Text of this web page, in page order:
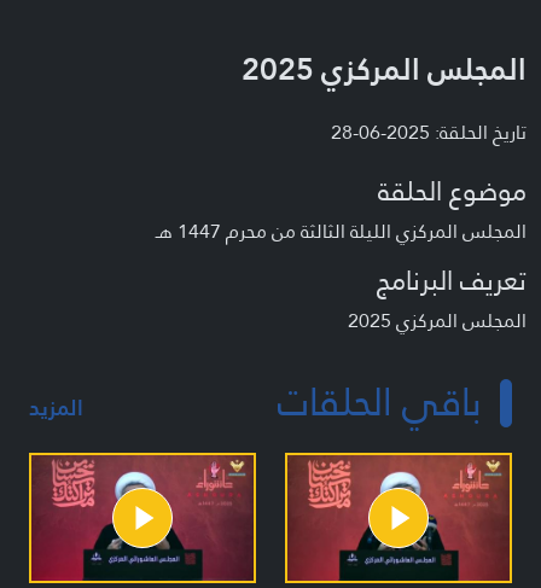
المجلس المركزي 2025
تاريخ الحلقة: 2025-06-28
موضوع الحلقة
المجلس المركزي الليلة الثالثة من محرم 1447 هـ
تعريف البرنامج
المجلس المركزي 2025
باقي الحلقات المزيد